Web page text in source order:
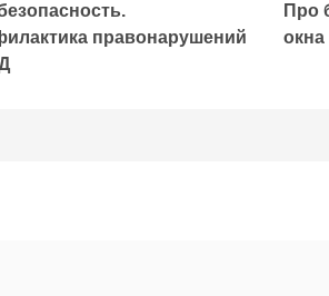
правонарушений
Про
окна